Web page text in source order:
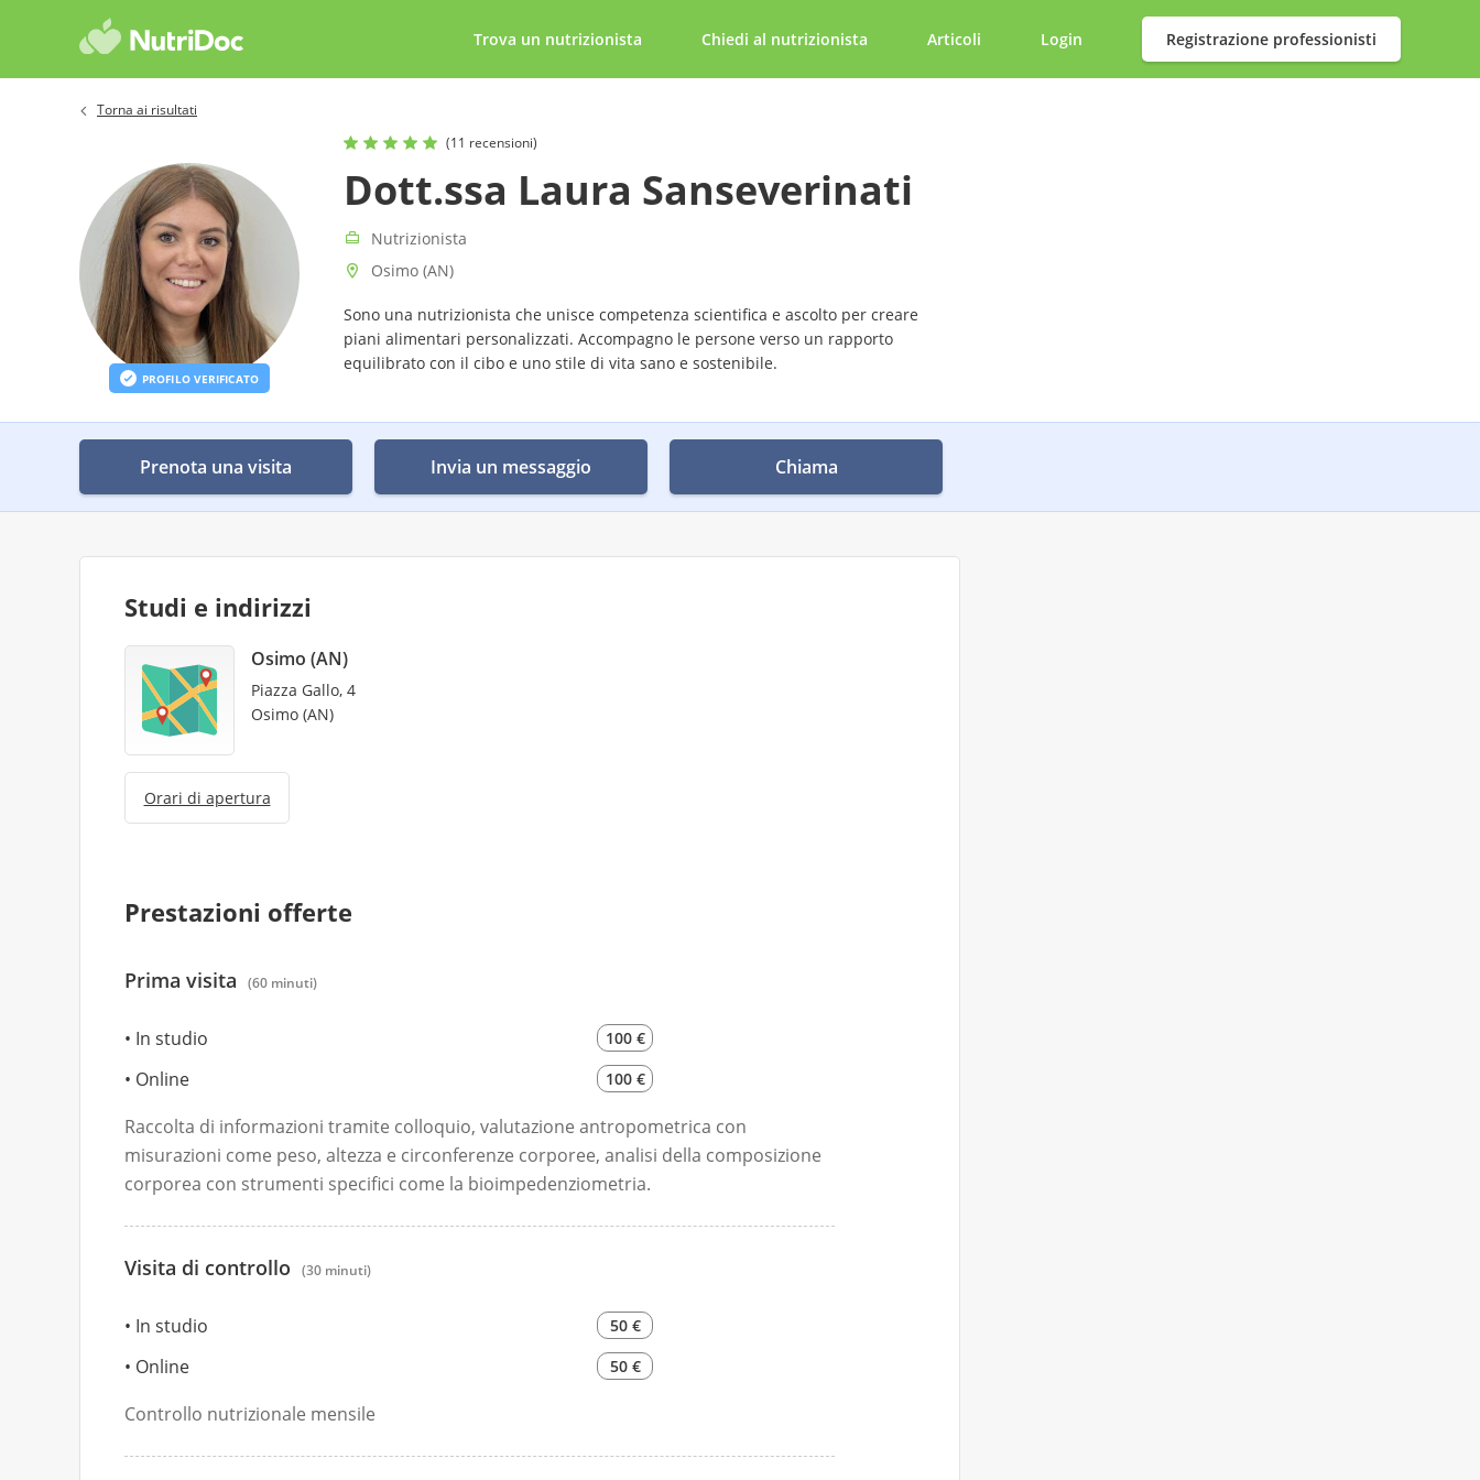
Trova un nutrizionista Chiedi al nutrizionista Articoli Login Registrazione professionisti
Torna ai risultati
PROFILO VERIFICATO
(11 recensioni)
Dott.ssa Laura Sanseverinati
Nutrizionista
Osimo (AN)
Sono una nutrizionista che unisce competenza scientifica e ascolto per creare
piani alimentari personalizzati. Accompagno le persone verso un rapporto
equilibrato con il cibo e uno stile di vita sano e sostenibile.
Prenota una visita Invia un messaggio Chiama
Studi e indirizzi
Osimo (AN)
Piazza Gallo, 4
Osimo (AN)
Orari di apertura
Prestazioni offerte
Prima visita (60 minuti)
In studio 100 €
Online 100 €
Raccolta di informazioni tramite colloquio, valutazione antropometrica con
misurazioni come peso, altezza e circonferenze corporee, analisi della composizione
corporea con strumenti specifici come la bioimpedenziometria.
Visita di controllo (30 minuti)
In studio 50 €
Online 50 €
Controllo nutrizionale mensile